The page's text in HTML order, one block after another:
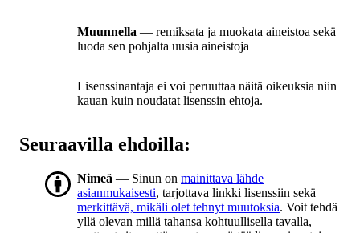
Muunnella — remiksata ja muokata aineistoa sekä
luoda sen pohjalta uusia aineistoja
Lisenssinantaja ei voi peruuttaa näitä oikeuksia niin
kauan kuin noudatat lisenssin ehtoja.
Seuraavilla ehdoilla:
Nimeä — Sinun on mainittava lähde
asianmukaisesti, tarjottava linkki lisenssiin sekä
merkittävä, mikäli olet tehnyt muutoksia. Voit tehdä
yllä olevan millä tahansa kohtuullisella tavalla,